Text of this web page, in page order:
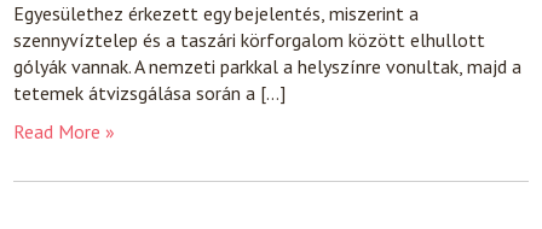
Egyesülethez érkezett egy bejelentés, miszerint a
szennyvíztelep és a taszári körforgalom között elhullott
gólyák vannak. A nemzeti parkkal a helyszínre vonultak, majd a
tetemek átvizsgálása során a […]
Read More »